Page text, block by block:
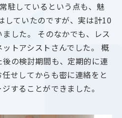
駐しているという点も、魅
していたのですが、実は計10
した。 そのなかでも、レス
トアシストさんでした。 概
の検討期間も、定期的に連
せしてからも密に連絡をと
することができました。